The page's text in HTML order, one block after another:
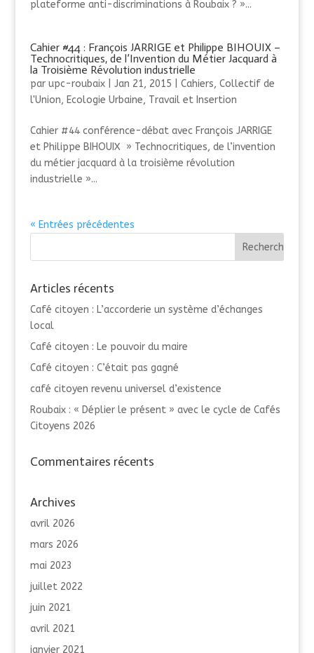
plateforme anti-discriminations à Roubaix ? »...
Cahier #44 : François JARRIGE et Philippe BIHOUIX –
Technocritiques, de l’Invention du Métier Jacquard à
la Troisième Révolution industrielle
par upc-roubaix| Jan 21, 2015 Cahiers, Collectif de
l'Union, Ecologie Urbaine, Travail et Insertion
Cahier #44 conférence-débat avec François JARRIGE
et Philippe BIHOUIX » Technocritiques, de l’invention
du métier jacquard à la troisième révolution
industrielle »...
« Entrées précédentes
Articles récents
Café citoyen : L’accorderie un système d’échanges
local
Café citoyen : Le pouvoir du maire
Café citoyen : C’était pas gagné
café citoyen revenu universel d’existence
Roubaix : « Déplier le présent » avec le cycle de Cafés
Citoyens 2026
Commentaires récents
Archives
avril 2026
mars 2026
mai 2023
juillet 2022
juin 2021
avril 2021
janvier 2021